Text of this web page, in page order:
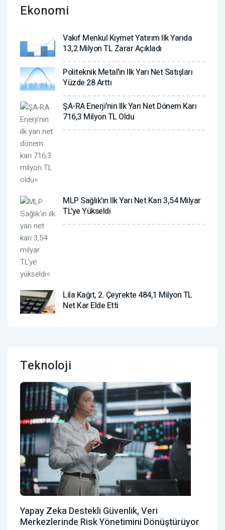
Ekonomi
Vakıf Menkul Kıymet Yatırım Ilk Yarıda
13,2 Milyon TL Zarar Açıkladı
Politeknik Metal'in Ilk Yarı Net Satışları
Yüzde 28 Arttı
ŞA-RA Enerji'nin Ilk Yarı Net Dönem Karı
716,3 Milyon TL Oldu
MLP Sağlık'ın Ilk Yarı Net Karı 3,54 Milyar
TL'ye Yükseldi
Lila Kağıt, 2. Çeyrekte 484,1 Milyon TL
Net Kar Elde Etti
Teknoloji
Yapay Zeka Destekli Güvenlik, Veri
Merkezlerinde Risk Yönetimini Dönüştürüyor